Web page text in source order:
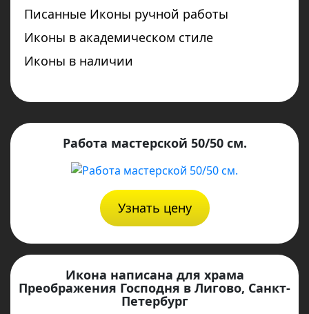
Писанные Иконы ручной работы
Иконы в академическом стиле
Иконы в наличии
Работа мастерской 50/50 см.
Узнать цену
Икона написана для храма
Преображения Господня в Лигово, Санкт-
Петербург